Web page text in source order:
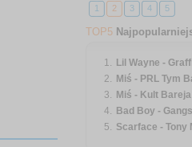
1 2 3 4 5
TOP5
Lil Wayne -
Miś - PRL Tym
Miś - Kult
Bad Boy -
Scarface - Tony